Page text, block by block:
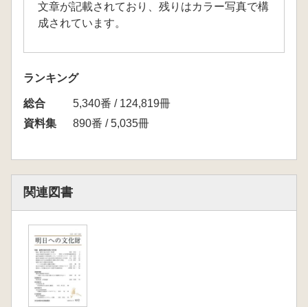
文章が記載されており、残りはカラー写真で構
成されています。
ランキング
総合
5,340番 / 124,819冊
資料集
890番 / 5,035冊
関連図書